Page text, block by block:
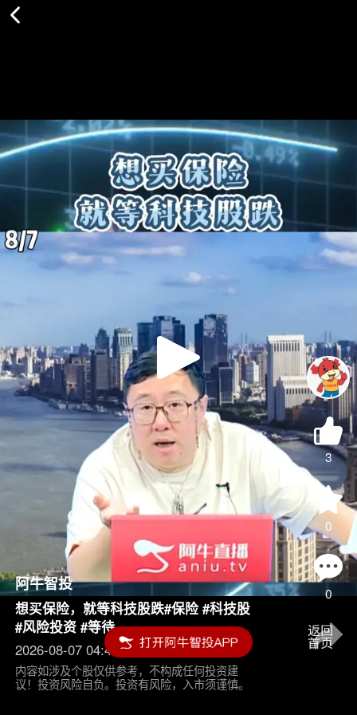
Play
Video
3
0
0
阿牛智投
想买保险，就等科技股跌#保险 #科技股
#风险投资 #等待
2026-08-07 04:45
内容如涉及个股仅供参考，不构成任何投资建
议！投资风险自负。投资有风险，入市须谨慎。